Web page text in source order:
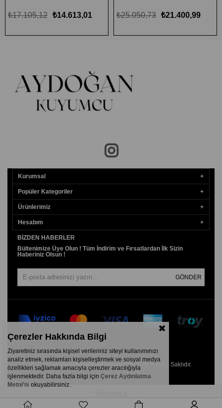
₺14.613,01
₺17.105,12 ₺21.400,99
₺25.050,73
Kurumsal
Popüler Kategoriler
Ürünlerimiz
Hesabım
BIZDEN HABERLER
Bültenimize Üye Olun ! Tüm İndirim ve Fırsatlardan İlk Sizin
Haberiniz Olsun !
GÖNDER
© 2026 www.aydogankuyumcu.com - Tüm Hakları Saklıdır.
Çerezler Hakkında Bilgi
Ziyaretiniz sırasında kişisel verileriniz siteyi kullanımınızı
analiz etmek, reklamları kişiselleştirmek ve sosyal medya
özellikleri sağlamak amacıyla çerezler aracılığıyla
işlenmektedir. Daha fazla bilgi için Çerez Aydınlatma
Metni’ni okuyabilirsiniz.